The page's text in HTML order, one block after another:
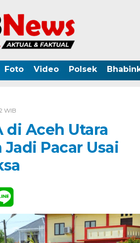
Foto Video Polsek
WIB
di Aceh Utara
Pacar Usai